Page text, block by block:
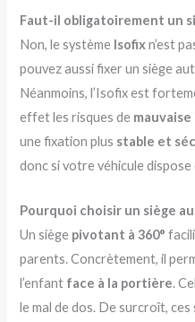
Faut-il obligatoirement un
Non, le système Isofixn’est
pouvez aussi fixer un siège
Néanmoins, l’Isofix est
effet les risques de
une fixation plus stable et
donc si votre véhicule dispose
Pourquoi choisir un siège
Un siège pivotant à 360°
parents. Concrètement, il
l’enfant face à la portière.
le mal de dos. De surcroît,